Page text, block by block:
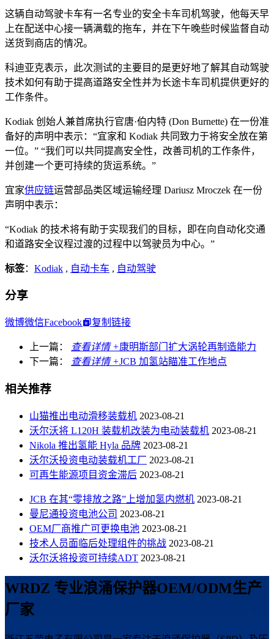
这辆自动驾驶卡车有一名专业的安全卡车司机驾驶，他每天早
上在配送中心接一辆满载的拖车，并在下午晚些时候监督自动
送货到商店的情况。
科迪亚克表示，此次测试的主要目的是更好地了解其自动驾驶
技术如何有助于提高道路安全性并为长途卡车司机提供更好的
工作条件。
Kodiak 创始人兼首席执行官唐·伯内特 (Don Burnette) 在一份准
备好的声明中表示：“宜家和 Kodiak 共同致力于将安全放在第
一位。” “我们可以共同提高安全性，改善司机的工作条件，
并创建一个更可持续的货运系统。”
宜家供应链运营部品类区域运输经理 Dariusz Mroczek 在一份
声明中表示：
“Kodiak 的技术将有助于实现我们的目标，即在向自动化交通
和道路安全议程过渡的过程中以驾驶员为中心。”
标签： Kodiak , 自动卡车 , 自动驾驶
分享
微博微信Facebook 复制链接
上一篇： 查看详情 +康明斯部门扩大涡轮再制造能力
下一篇：
查看详情 +JCB 加氢站瞄准工作地点
相关推荐
山猫推出电动滑移装载机 2023-08-21
沃尔沃将 L120H 装载机改装为电动装载机 2023-08-21
Nikola 推出氢能 Hyla 品牌 2023-08-21
沃尔沃投资电动装载机工厂 2023-08-21
可再生能源项目资金滞后 2023-08-21
JCB 在其“零排放之路”上增加氢内燃机 2023-08-21
曼尼通投资电池公司 2023-08-21
OEM厂商推广可更换电池 2023-08-21
技术人员面临后处理组件的挑战 2023-08-21
沃尔沃将投资可持续ADT 2023-08-21
WRDZ 专业浪涌保护器OEM/ODM生产
厂家